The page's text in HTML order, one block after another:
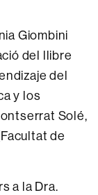
Giombini
del llibre
del
y los
Solé,
de
a la Dra.